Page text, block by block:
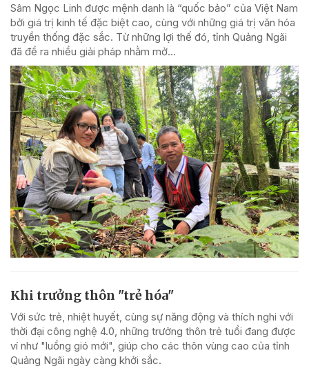
Sâm Ngọc Linh được mệnh danh là “quốc bảo” của Việt Nam
bởi giá trị kinh tế đặc biệt cao, cùng với những giá trị văn hóa
truyền thống đặc sắc. Từ những lợi thế đó, tỉnh Quảng Ngãi
đã đề ra nhiều giải pháp nhằm mở...
Khi trưởng thôn "trẻ hóa"
Với sức trẻ, nhiệt huyết, cùng sự năng động và thích nghi với
thời đại công nghệ 4.0, những trưởng thôn trẻ tuổi đang được
ví như "luồng gió mới", giúp cho các thôn vùng cao của tỉnh
Quảng Ngãi ngày càng khởi sắc.